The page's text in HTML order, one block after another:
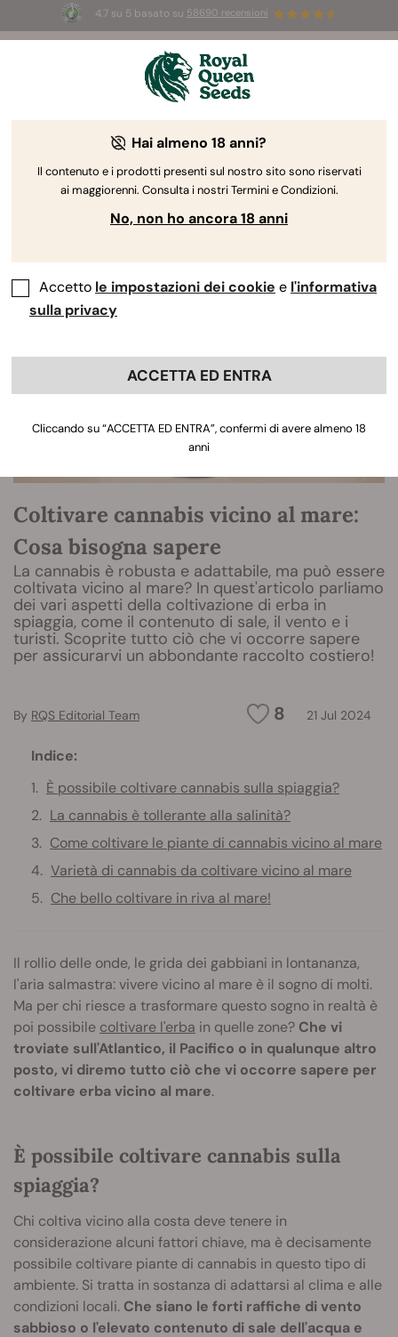
4.7 su 5 basato su 58690 recensioni
Summer Sales:Fino al 50% di sconto
su prodotti selezionati! ⏤
The RQS Blog
Coltivare cannabis vicino al mare:
Cosa bisogna sapere
La cannabis è robusta e adattabile, ma può essere
coltivata vicino al mare? In quest'articolo parliamo
dei vari aspetti della coltivazione di erba in
spiaggia, come il contenuto di sale, il vento e i
turisti. Scoprite tutto ciò che vi occorre sapere
per assicurarvi un abbondante raccolto costiero!
8 21 Jul 2024
By RQS Editorial Team
Indice:
È possibile coltivare cannabis sulla spiaggia?
La cannabis è tollerante alla salinità?
Come coltivare le piante di cannabis vicino al mare
Varietà di cannabis da coltivare vicino al mare
Che bello coltivare in riva al mare!
Il rollio delle onde, le grida dei gabbiani in lontananza,
l'aria salmastra: vivere vicino al mare è il sogno di molti.
Ma per chi riesce a trasformare questo sogno in realtà è
poi possibile coltivare l'erba in quelle zone? Che vi
troviate sull'Atlantico, il Pacifico o in qualunque altro
posto, vi diremo tutto ciò che vi occorre sapere per
coltivare erba vicino al mare.
È possibile coltivare cannabis sulla
spiaggia?
Chi coltiva vicino alla costa deve tenere in
considerazione alcuni fattori chiave, ma è decisamente
possibile coltivare piante di cannabis in questo tipo di
ambiente. Si tratta in sostanza di adattarsi al clima e alle
condizioni locali. Che siano le forti raffiche di vento
sabbioso o l'elevato contenuto di sale dell'acqua e
Hai almeno 18 anni?
Il contenuto e i prodotti presenti sul nostro sito sono riservati
ai maggiorenni. Consulta i nostri Termini e Condizioni.
No, non ho ancora 18 anni
Accetto le impostazioni dei cookie e l'informativa
sulla privacy
ACCETTA ED ENTRA
Cliccando su “ACCETTA ED ENTRA”, confermi di avere almeno 18
anni